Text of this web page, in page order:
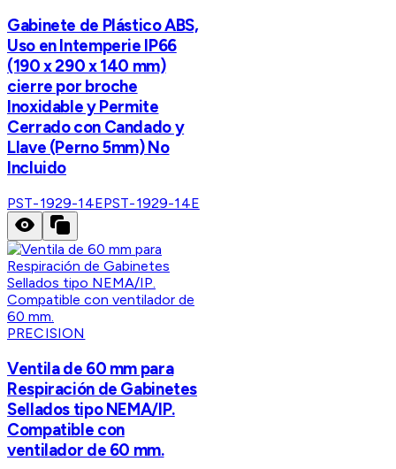
Gabinete de Plástico ABS,
Uso en Intemperie IP66
(190 x 290 x 140 mm)
cierre por broche
Inoxidable y Permite
Cerrado con Candado y
Llave (Perno 5mm) No
Incluido
PST-1929-14EPST-1929-14E
PRECISION
Ventila de 60 mm para
Respiración de Gabinetes
Sellados tipo NEMA/IP.
Compatible con
ventilador de 60 mm.